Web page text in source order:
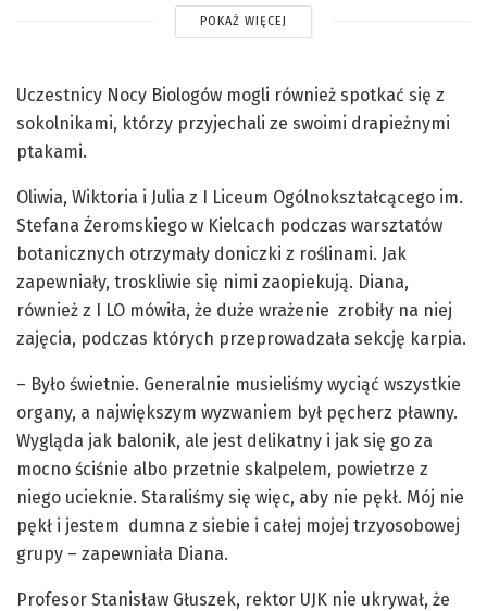
POKAŻ WIĘCEJ
Uczestnicy Nocy Biologów mogli również spotkać się z
sokolnikami, którzy przyjechali ze swoimi drapieżnymi
ptakami.
Oliwia, Wiktoria i Julia z I Liceum Ogólnokształcącego im.
Stefana Żeromskiego w Kielcach podczas warsztatów
botanicznych otrzymały doniczki z roślinami. Jak
zapewniały, troskliwie się nimi zaopiekują. Diana,
również z I LO mówiła, że duże wrażenie zrobiły na niej
zajęcia, podczas których przeprowadzała sekcję karpia.
– Było świetnie. Generalnie musieliśmy wyciąć wszystkie
organy, a największym wyzwaniem był pęcherz pławny.
Wygląda jak balonik, ale jest delikatny i jak się go za
mocno ściśnie albo przetnie skalpelem, powietrze z
niego ucieknie. Staraliśmy się więc, aby nie pękł. Mój nie
pękł i jestem dumna z siebie i całej mojej trzyosobowej
grupy – zapewniała Diana.
Profesor Stanisław Głuszek, rektor UJK nie ukrywał, że